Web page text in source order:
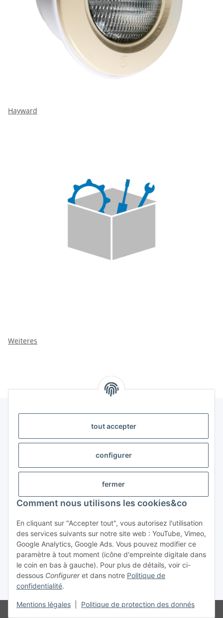
tout accepter
configurer
fermer
Comment nous utilisons les cookies&co
En cliquant sur "Accepter tout", vous autorisez l'utilisation
des services suivants sur notre site web : YouTube, Vimeo,
Google Analytics, Google Ads. Vous pouvez modifier ce
paramètre à tout moment (icône d'empreinte digitale dans
le coin en bas à gauche). Pour plus de détails, voir ci-
dessous Configureret dans notre Politique de
confidentialité.
Mentions légales Politique de protection des donnés
Hayward
Weiteres
#global.withdrawalForm#
* Tous les prix s'entendent TVA incluse